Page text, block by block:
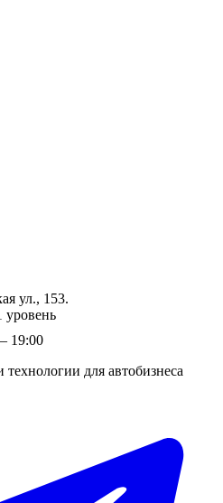
ул., 153.
19:00
для автобизнеса